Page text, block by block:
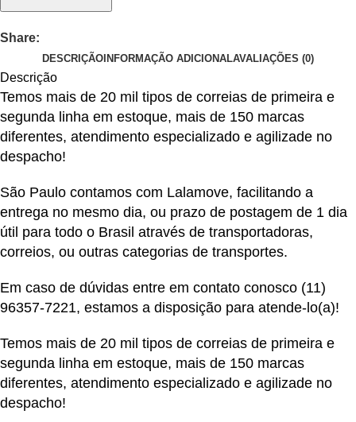
Share:
DESCRIÇÃO INFORMAÇÃO ADICIONALAVALIAÇÕES (0)
Descrição
Temos mais de 20 mil tipos de correias de primeira e
segunda linha em estoque, mais de 150 marcas
diferentes, atendimento especializado e agilizade no
despacho!
São Paulo contamos com Lalamove, facilitando a
entrega no mesmo dia, ou prazo de postagem de 1 dia
útil para todo o Brasil através de transportadoras,
correios, ou outras categorias de transportes.
Em caso de dúvidas entre em contato conosco (11)
96357-7221, estamos a disposição para atende-lo(a)!
Temos mais de 20 mil tipos de correias de primeira e
segunda linha em estoque, mais de 150 marcas
diferentes, atendimento especializado e agilizade no
despacho!